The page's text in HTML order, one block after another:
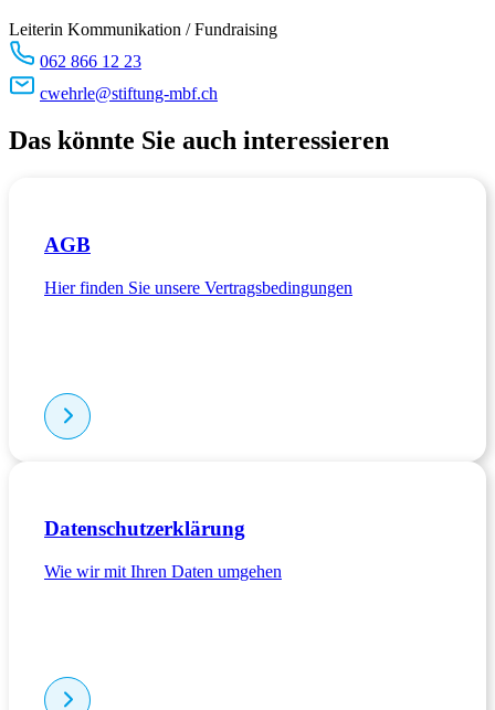
Leiterin Kommunikation / Fundraising
062 866 12 23
cwehrle@stiftung-mbf.ch
Das könnte Sie auch interessieren
AGB
Hier finden Sie unsere Vertragsbedingungen
Datenschutzerklärung
Wie wir mit Ihren Daten umgehen